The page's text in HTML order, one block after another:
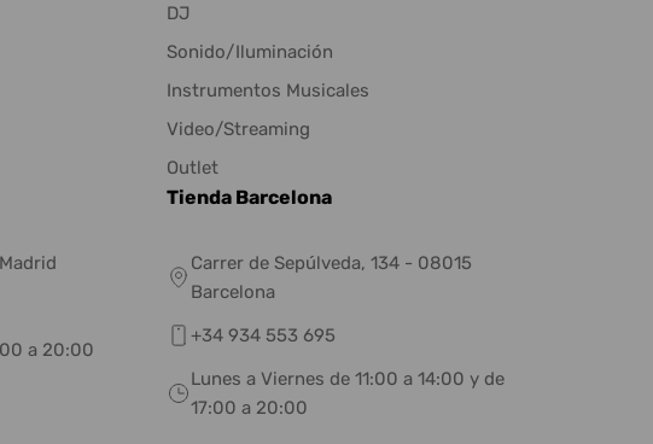
DJ
Sonido/Iluminación
Instrumentos Musicales
Video/Streaming
Outlet
a 20:00
Tienda Barcelona
Carrer de Sepúlveda, 134 - 08015
Barcelona
+34 934 553 695
Lunes a Viernes de 11:00 a 14:00 y de
17:00 a 20:00